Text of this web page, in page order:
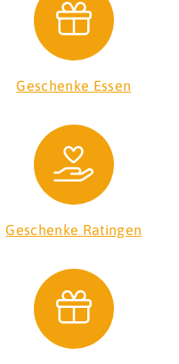
Geschenke Essen
Geschenke Ratingen